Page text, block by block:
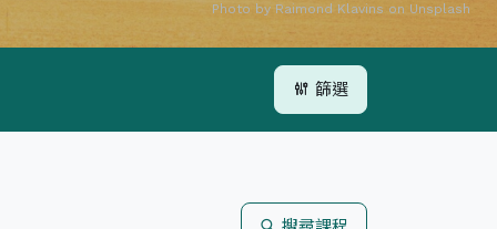
Photo by Raimond Klavins on Unsplash
篩選